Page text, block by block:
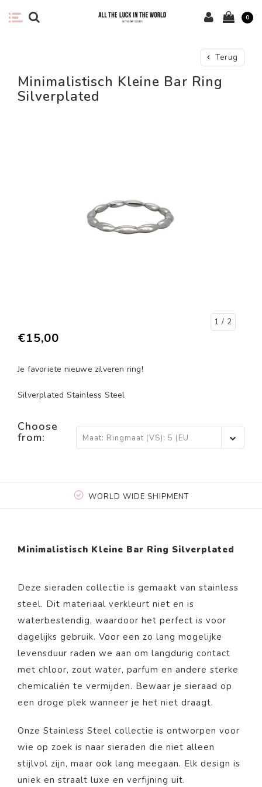
0
Terug
Minimalistisch Kleine Bar Ring
Silverplated
1 / 2
€15,00
Je favoriete nieuwe zilveren ring!
Silverplated Stainless Steel
Choose
from: Maat: Ringmaat (VS): 5 (EU
WORLD WIDE SHIPMENT
Minimalistisch Kleine Bar Ring Silverplated
Deze sieraden collectie is gemaakt van stainless
steel. Dit materiaal verkleurt niet en is
waterbestendig, waardoor het perfect is voor
dagelijks gebruik. Voor een zo lang mogelijke
levensduur raden we aan om langdurig contact
met chloor, zout water, parfum en andere sterke
chemicaliën te vermijden. Bewaar je sieraad op
een droge plek wanneer je het niet draagt.
Onze Stainless Steel collectie is ontworpen voor
wie op zoek is naar sieraden die niet alleen
stijlvol zijn, maar ook lang meegaan. Elk design is
uniek en straalt luxe en verfijning uit.